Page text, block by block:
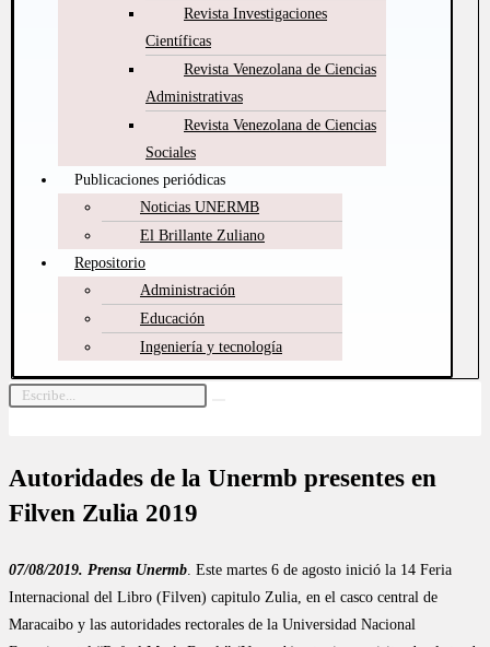
Revista Investigaciones
Científicas
Revista Venezolana de Ciencias
Administrativas
Revista Venezolana de Ciencias
Sociales
Publicaciones periódicas
Noticias UNERMB
El Brillante Zuliano
Repositorio
Administración
Educación
Ingeniería y tecnología
Autoridades de la Unermb presentes en
Filven Zulia 2019
07/08/2019. Prensa Unermb . Este martes 6 de agosto inició la 14 Feria
Internacional del Libro (Filven) capitulo Zulia, en el casco central de
Maracaibo y las autoridades rectorales de la Universidad Nacional